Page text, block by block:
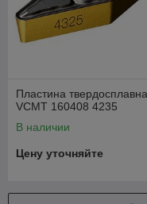
Пластина
VCMT 160408 4235
В наличии
Цену уточняйте